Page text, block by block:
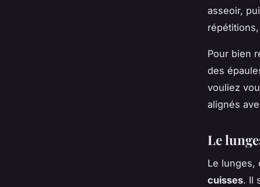
asseoir,
Pour bien
des
vouliez
alignés
Le
Le lunges,
cuisses. Il